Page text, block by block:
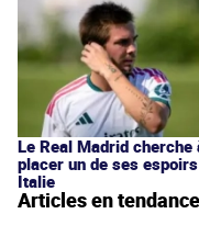
Le Real Madrid cherche
placer un de ses
Italie
Articles en